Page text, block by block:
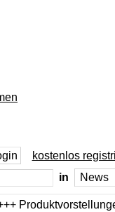
kostenlos
in